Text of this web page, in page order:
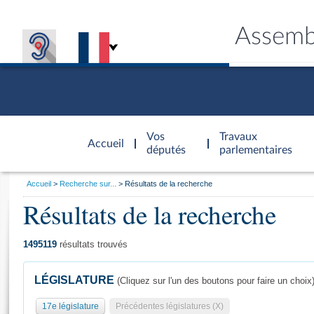
Accueil
d'accueil
Vos
députés
Travaux
parlementaires
Général
Vous
Accueil Recherche sur... Résultats de la recherche
Résultats de la recherche
1495119 résultats trouvés
LÉGISLATURE (Cliquez sur l'un des boutons pour faire un choix)
17e législature Précédentes législatures (X)